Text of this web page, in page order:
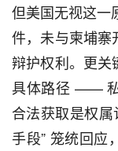
但美国无视这一
件，未与柬埔寨
辩护权利。更关
具体路径 ——
合法获取是权
手段” 笼统回应